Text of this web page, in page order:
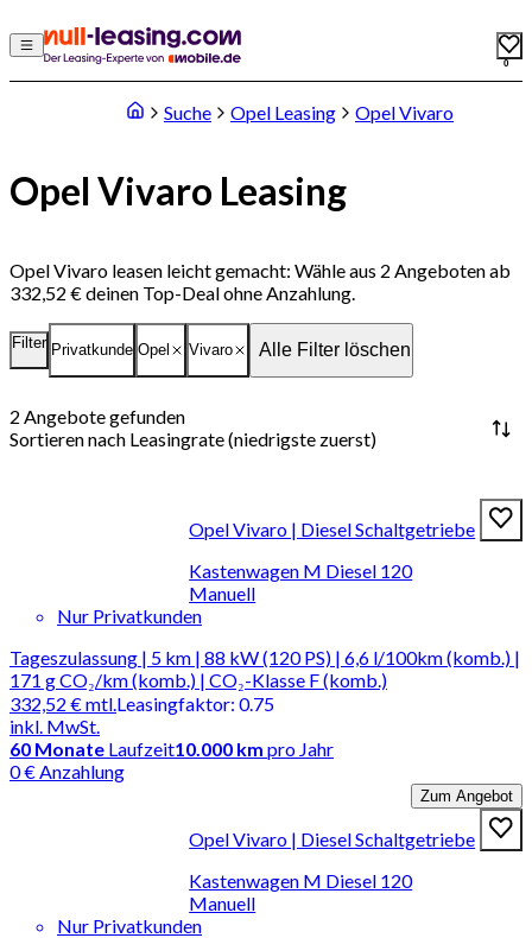
0
Suche Opel Leasing Opel Vivaro
Opel Vivaro Leasing
Opel Vivaro leasen leicht gemacht: Wähle aus 2 Angeboten ab
332,52 € deinen Top-Deal ohne Anzahlung.
Filter Privatkunde Opel Vivaro Alle Filter löschen
2 Angebote gefunden
Sortieren nach Leasingrate (niedrigste zuerst)
Opel Vivaro | Diesel Schaltgetriebe
Kastenwagen M Diesel 120
Manuell
Nur Privatkunden
Tageszulassung | 5 km | 88 kW (120 PS) | 6,6 l/100km (komb.) |
171 g CO₂/km (komb.) | CO₂-Klasse F (komb.)
332,52 €mtl.
inkl. MwSt.
Leasingfaktor: 0.75
60 Monate Laufzeit10.000 km pro Jahr
0 € Anzahlung
Zum Angebot
Opel Vivaro | Diesel Schaltgetriebe
Kastenwagen M Diesel 120
Manuell
Nur Privatkunden